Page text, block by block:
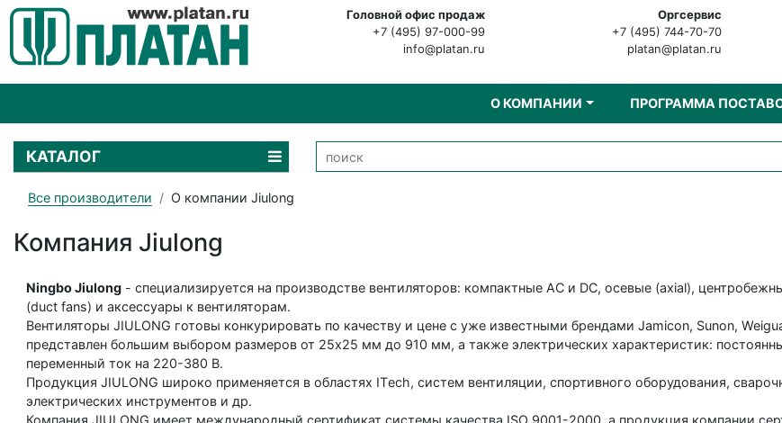
Головной офис продаж
+7 (495) 97-000-99
info@platan.ru
Оргсервис
+7 (495) 744-70-70
platan@platan.ru
О КОМПАНИИ ПРОГРАММА
КАТАЛОГ
Все производители О компании Jiulong
Компания Jiulong
Ningbo Jiulong - специализируется на производстве вентиляторов: компактные АС и DС, осевые (axial),
(duct fans) и аксессуары к вентиляторам.
Вентиляторы JIULONG готовы конкурировать по качеству и цене с уже известными брендами Jamicon, Sunon,
представлен большим выбором размеров от 25х25 мм до 910 мм, а также электрических характеристик:
переменный ток на 220-380 В.
Продукция JIULONG широко применяется в областях IТech, систем вентиляции, спортивного оборудования,
электрических инструментов и др.
Компания JIULONG имеет международный сертификат системы качества ISO 9001-2000, а продукция компании